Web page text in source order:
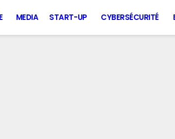
MEDIA START-UP CYBERSÉCURITÉ